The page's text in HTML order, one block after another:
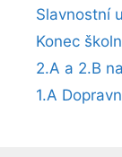
Slavnostní
Konec
2.A a 2.B
1.A